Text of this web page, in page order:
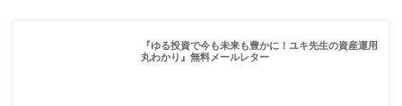
『ゆる投資で今も未来も豊かに！ユキ先生の資産運用
丸わかり』無料メールレター